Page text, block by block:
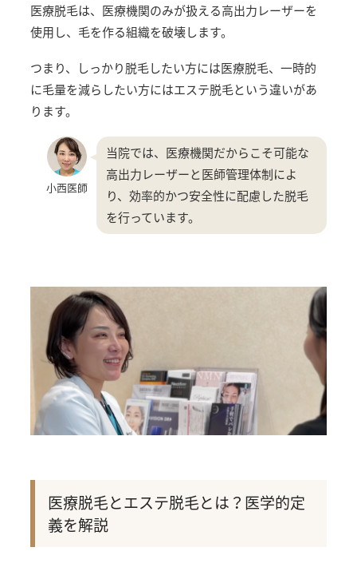
医療脱毛は、医療機関のみが扱える高出力レーザーを
使用し、毛を作る組織を破壊します。
つまり、しっかり脱毛したい方には医療脱毛、一時的
に毛量を減らしたい方にはエステ脱毛という違いがあ
ります。
小西医師
当院では、医療機関だからこそ可能な
高出力レーザーと医師管理体制によ
り、効率的かつ安全性に配慮した脱毛
を行っています。
医療脱毛とエステ脱毛とは？医学的定
義を解説